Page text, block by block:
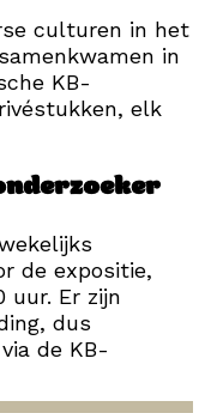
culturen in het
in
KB-
elk
de expositie,
uur. Er zijn
dus
de KB-